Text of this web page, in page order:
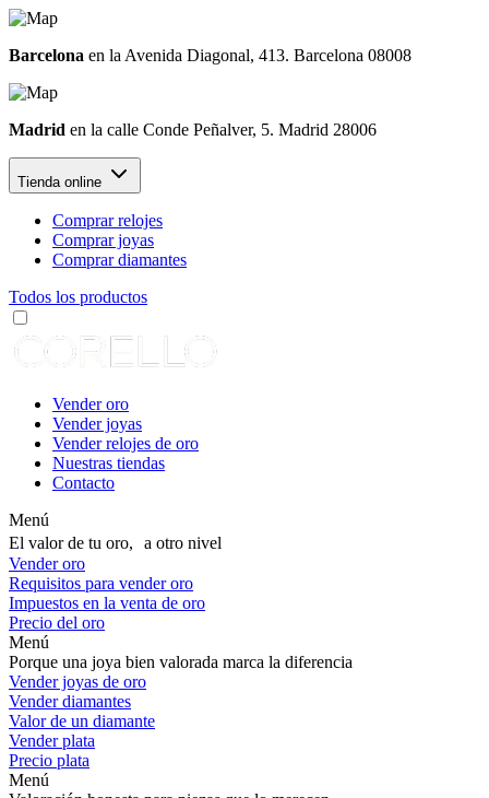
Barcelona en la Avenida Diagonal, 413. Barcelona 08008
Madrid en la calle Conde Peñalver, 5. Madrid 28006
Tienda online
Comprar relojes
Comprar joyas
Comprar diamantes
Todos los productos
Vender oro
Vender joyas
Vender relojes de oro
Nuestras tiendas
Contacto
Menú
El valor de tu oro, a otro nivel
Vender oro
Requisitos para vender oro
Impuestos en la venta de oro
Precio del oro
Menú
Porque una joya bien valorada marca la diferencia
Vender joyas de oro
Vender diamantes
Valor de un diamante
Vender plata
Precio plata
Menú